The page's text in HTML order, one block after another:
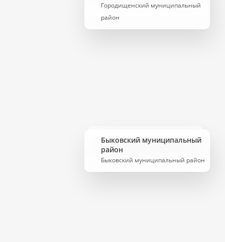
Городищенский муниципальный
район
Быковский муниципальный
район
Быковский муниципальный район